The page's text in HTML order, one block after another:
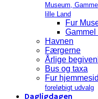
Museum,
lille Land
Fur
Gammel
Havnen
Færgerne
Årlige
Bus og taxa
Fur
foreløbigt udvalg
Dagligdagen